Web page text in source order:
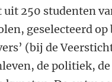
250 studenten
geselecteerd op
(bij de
de politiek,